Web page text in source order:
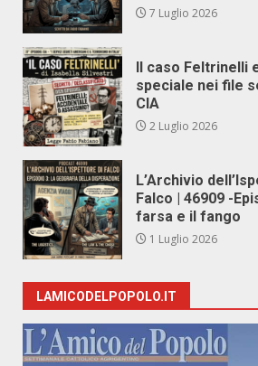
7 Luglio 2026
Il caso Feltrinelli
speciale nei file
CIA
2 Luglio 2026
L’Archivio
Falco | 46909 -
farsa e il fango
1 Luglio 2026
LAMICODELPOPOLO.IT